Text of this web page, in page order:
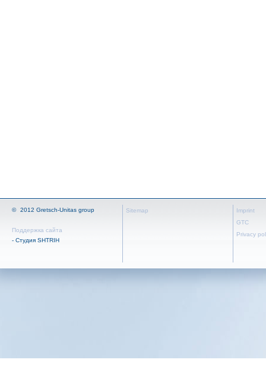
© 2012 Gretsch-Unitas group
Поддержка сайта
- Студия SHTRIH
Sitemap
Imprint
GTC
Privacy